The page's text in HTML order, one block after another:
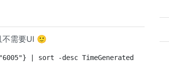
不需要UI 🙂
| sort -desc TimeGenerated